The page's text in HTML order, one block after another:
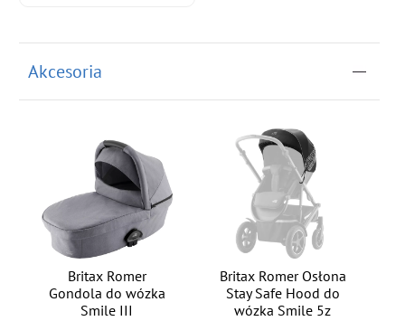
Akcesoria
Britax Romer
Gondola do wózka
Smile III
Britax Romer Osłona
Stay Safe Hood do
wózka Smile 5z